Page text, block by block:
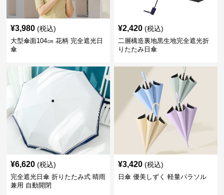
¥3,980 (税込)
大型傘面104㎝ 花柄 完全遮光日
傘
¥2,420 (税込)
二層構造裏地黒生地完全遮光折
りたたみ日傘
¥6,620 (税込)
完全遮光日傘 折りたたみ式 晴雨
兼用 自動開閉
¥3,420 (税込)
日傘 優美しずく 軽量パラソル